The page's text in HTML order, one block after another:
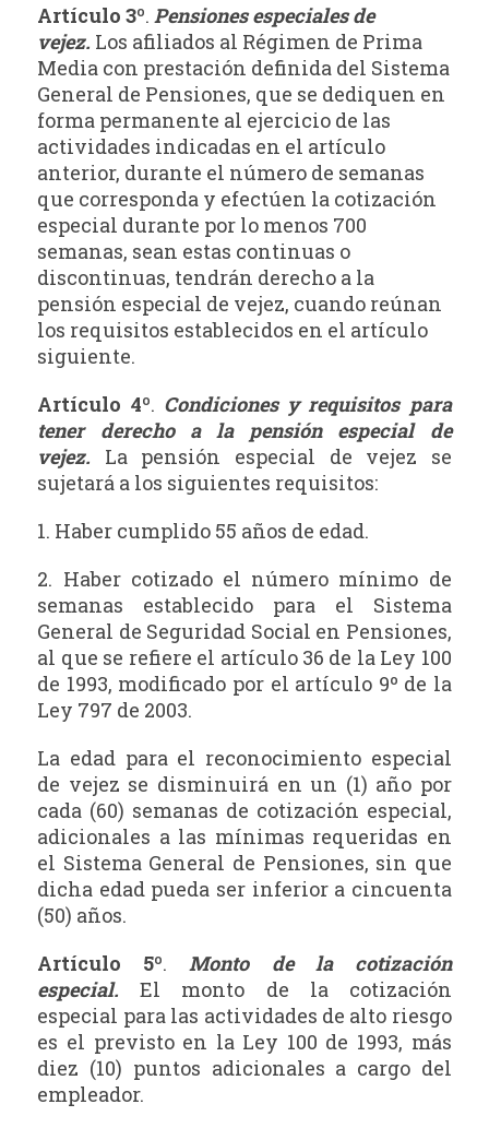
Artículo 3º. Pensiones especiales de
vejez. Los afiliados al Régimen de Prima
Media con prestación definida del Sistema
General de Pensiones, que se dediquen en
forma permanente al ejercicio de las
actividades indicadas en el artículo
anterior, durante el número de semanas
que corresponda y efectúen la cotización
especial durante por lo menos 700
semanas, sean estas continuas o
discontinuas, tendrán derecho a la
pensión especial de vejez, cuando reúnan
los requisitos establecidos en el artículo
siguiente.
Artículo 4º. Condiciones y requisitos para
tener derecho a la pensión especial de
vejez. La pensión especial de vejez se
sujetará a los siguientes requisitos:
1. Haber cumplido 55 años de edad.
2. Haber cotizado el número mínimo de
semanas establecido para el Sistema
General de Seguridad Social en Pensiones,
al que se refiere el artículo 36 de la Ley 100
de 1993, modificado por el artículo 9º de la
Ley 797 de 2003.
La edad para el reconocimiento especial
de vejez se disminuirá en un (1) año por
cada (60) semanas de cotización especial,
adicionales a las mínimas requeridas en
el Sistema General de Pensiones, sin que
dicha edad pueda ser inferior a cincuenta
(50) años.
Artículo 5º. Monto de la cotización
especial.El monto de la cotización
especial para las actividades de alto riesgo
es el previsto en la Ley 100 de 1993, más
diez (10) puntos adicionales a cargo del
empleador.